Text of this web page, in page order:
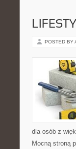
POSTED BY
dla osób z
Mocną stroną